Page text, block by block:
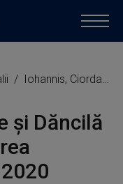
Iohannis, Ciordache și Dăncilă se bucură de ridicarea restricțiilor
și Dăncilă